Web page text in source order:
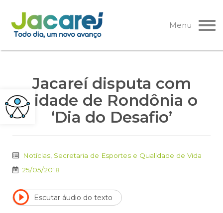
Pular
para
o
Menu
Jacareí disputa com
cidade de Rondônia o
‘Dia do Desafio’
Notícias Secretaria de Esportes e Qualidade de Vida
25/05/2018
Escutar áudio do texto